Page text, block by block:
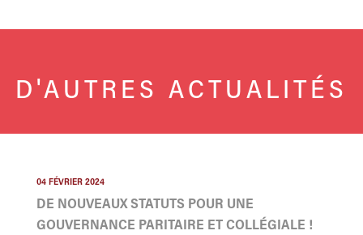
D'AUTRES ACTUALITÉS
04 FÉVRIER 2024
DE NOUVEAUX STATUTS POUR UNE
GOUVERNANCE PARITAIRE ET COLLÉGIALE !